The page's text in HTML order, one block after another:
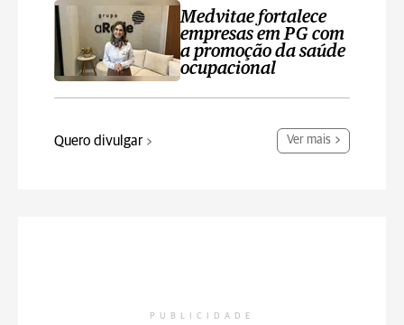
Medvitae fortalece
empresas em PG com
a promoção da saúde
ocupacional
Quero divulgar Ver mais
PUBLICIDADE